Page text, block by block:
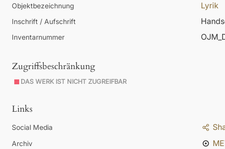
Objektbezeichnung Lyrik
Inschrift / Aufschrift
Inventarnummer
Zugriffsbeschränkung
DAS WERK IST NICHT ZUGREIFBAR
Links
Social Media
Archiv